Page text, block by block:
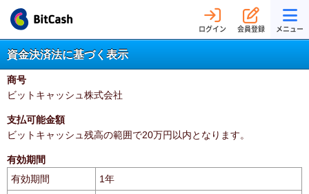
ログイン 会員登録 メニュー
資金決済法に基づく表示
商号
ビットキャッシュ株式会社
支払可能金額
ビットキャッシュ残高の範囲で20万円以内となります。
有効期間
有効期間
1年